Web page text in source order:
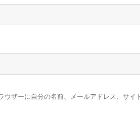
ザーに自分の名前、メールアドレス、サイ